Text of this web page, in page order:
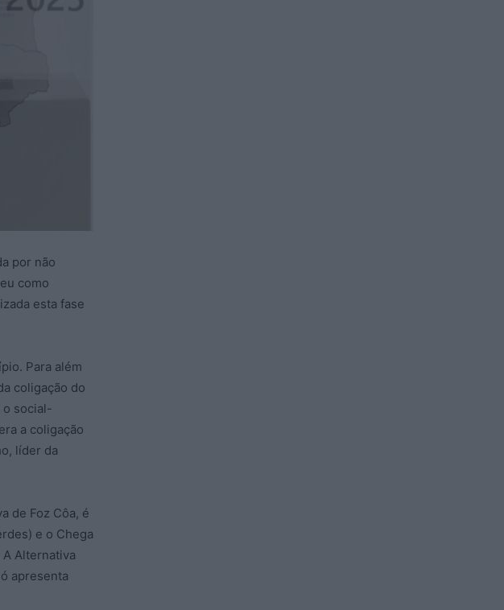
por não
como
esta fase
Para além
coligação do
o social-
a coligação
líder da
de Foz Côa, é
e o Chega
Alternativa
apresenta